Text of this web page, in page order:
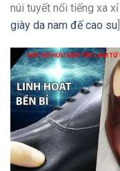
núi tuyết nổi tiếng xa
giày da nam đế cao su